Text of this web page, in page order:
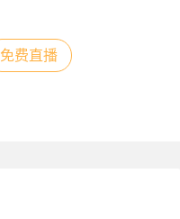
免费直播